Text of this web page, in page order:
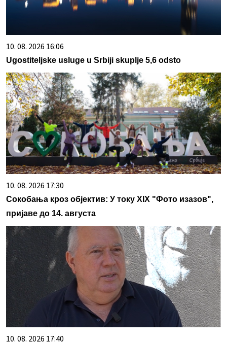
10. 08. 2026 16:06
Ugostiteljske usluge u Srbiji skuplje 5,6 odsto
10. 08. 2026 17:30
Сокобања кроз објектив: У току XIX "Фото изазов",
пријаве до 14. августа
10. 08. 2026 17:40